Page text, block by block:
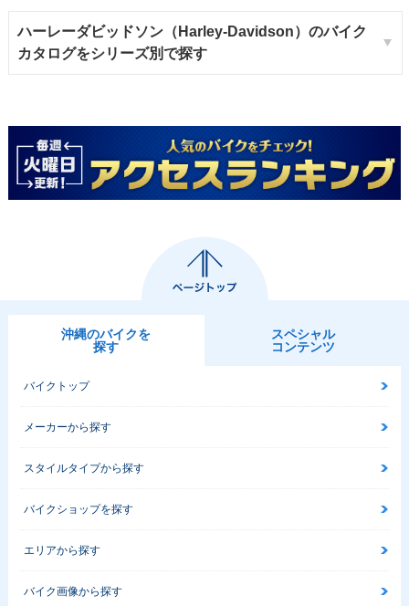
ハーレーダビッドソン（Harley-Davidson）のバイク
カタログをシリーズ別で探す
沖縄のバイクを
探す
スペシャル
コンテンツ
バイクトップ
メーカーから探す
スタイルタイプから探す
バイクショップを探す
エリアから探す
バイク画像から探す